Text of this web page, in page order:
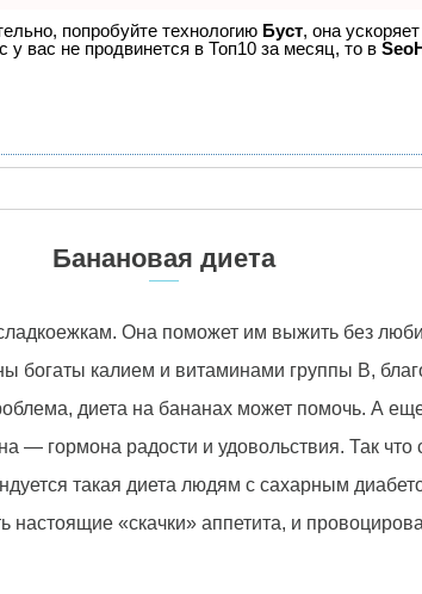
попробуйте технологию Буст, она
вас не продвинется в Топ10 за месяц, то в
Банановая диета
Она поможет им выжить без
богаты калием и витаминами группы В,
диета на бананах может помочь. А
— гормона радости и удовольствия. Так
такая диета людям с сахарным
«скачки» аппетита, и